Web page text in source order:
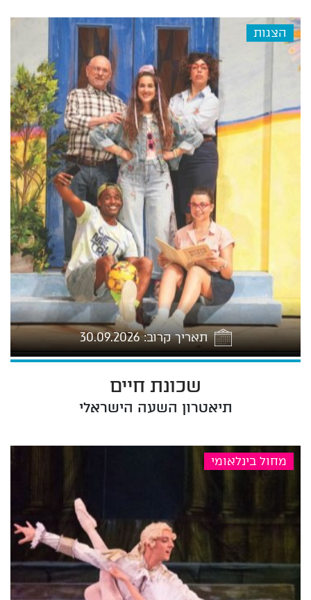
הצגות
תאריך קרוב: 30.09.2026
שכונת חיים
תיאטרון השעה הישראלי
מחול בינלאומי